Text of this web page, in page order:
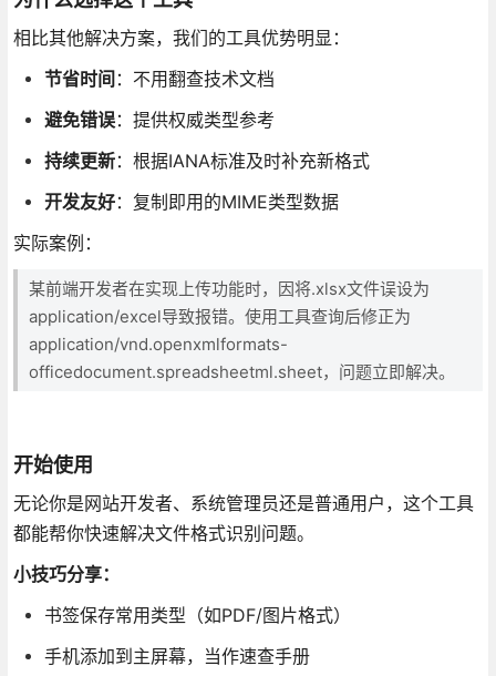
相比其他解决方案，我们的工具优势明显：
节省时间 ：不用翻查技术文档
避免错误：提供权威类型参考
持续更新：根据IANA标准及时补充新格式
开发友好：复制即用的MIME类型数据
实际案例：
某前端开发者在实现上传功能时，因将.xlsx文件误设为
application/excel导致报错。使用工具查询后修正为
application/vnd.openxmlformats-
officedocument.spreadsheetml.sheet，问题立即解决。
开始使用
无论你是网站开发者、系统管理员还是普通用户，这个工具
都能帮你快速解决文件格式识别问题。
小技巧分享：
书签保存常用类型（如PDF/图片格式）
手机添加到主屏幕，当作速查手册